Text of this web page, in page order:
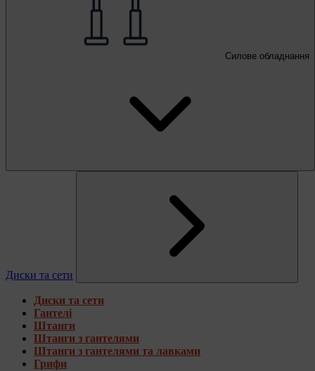
Силове обладнання
Диски та сети
Диски та сети
Гантелі
Штанги
Штанги з гантелями
Штанги з гантелями та лавками
Грифи